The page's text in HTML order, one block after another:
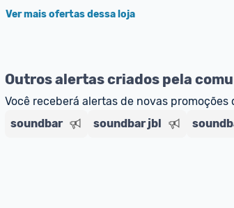
Ver mais ofertas dessa loja
Outros alertas criados pela
Você receberá alertas de novas
soundbar
soundbar jbl